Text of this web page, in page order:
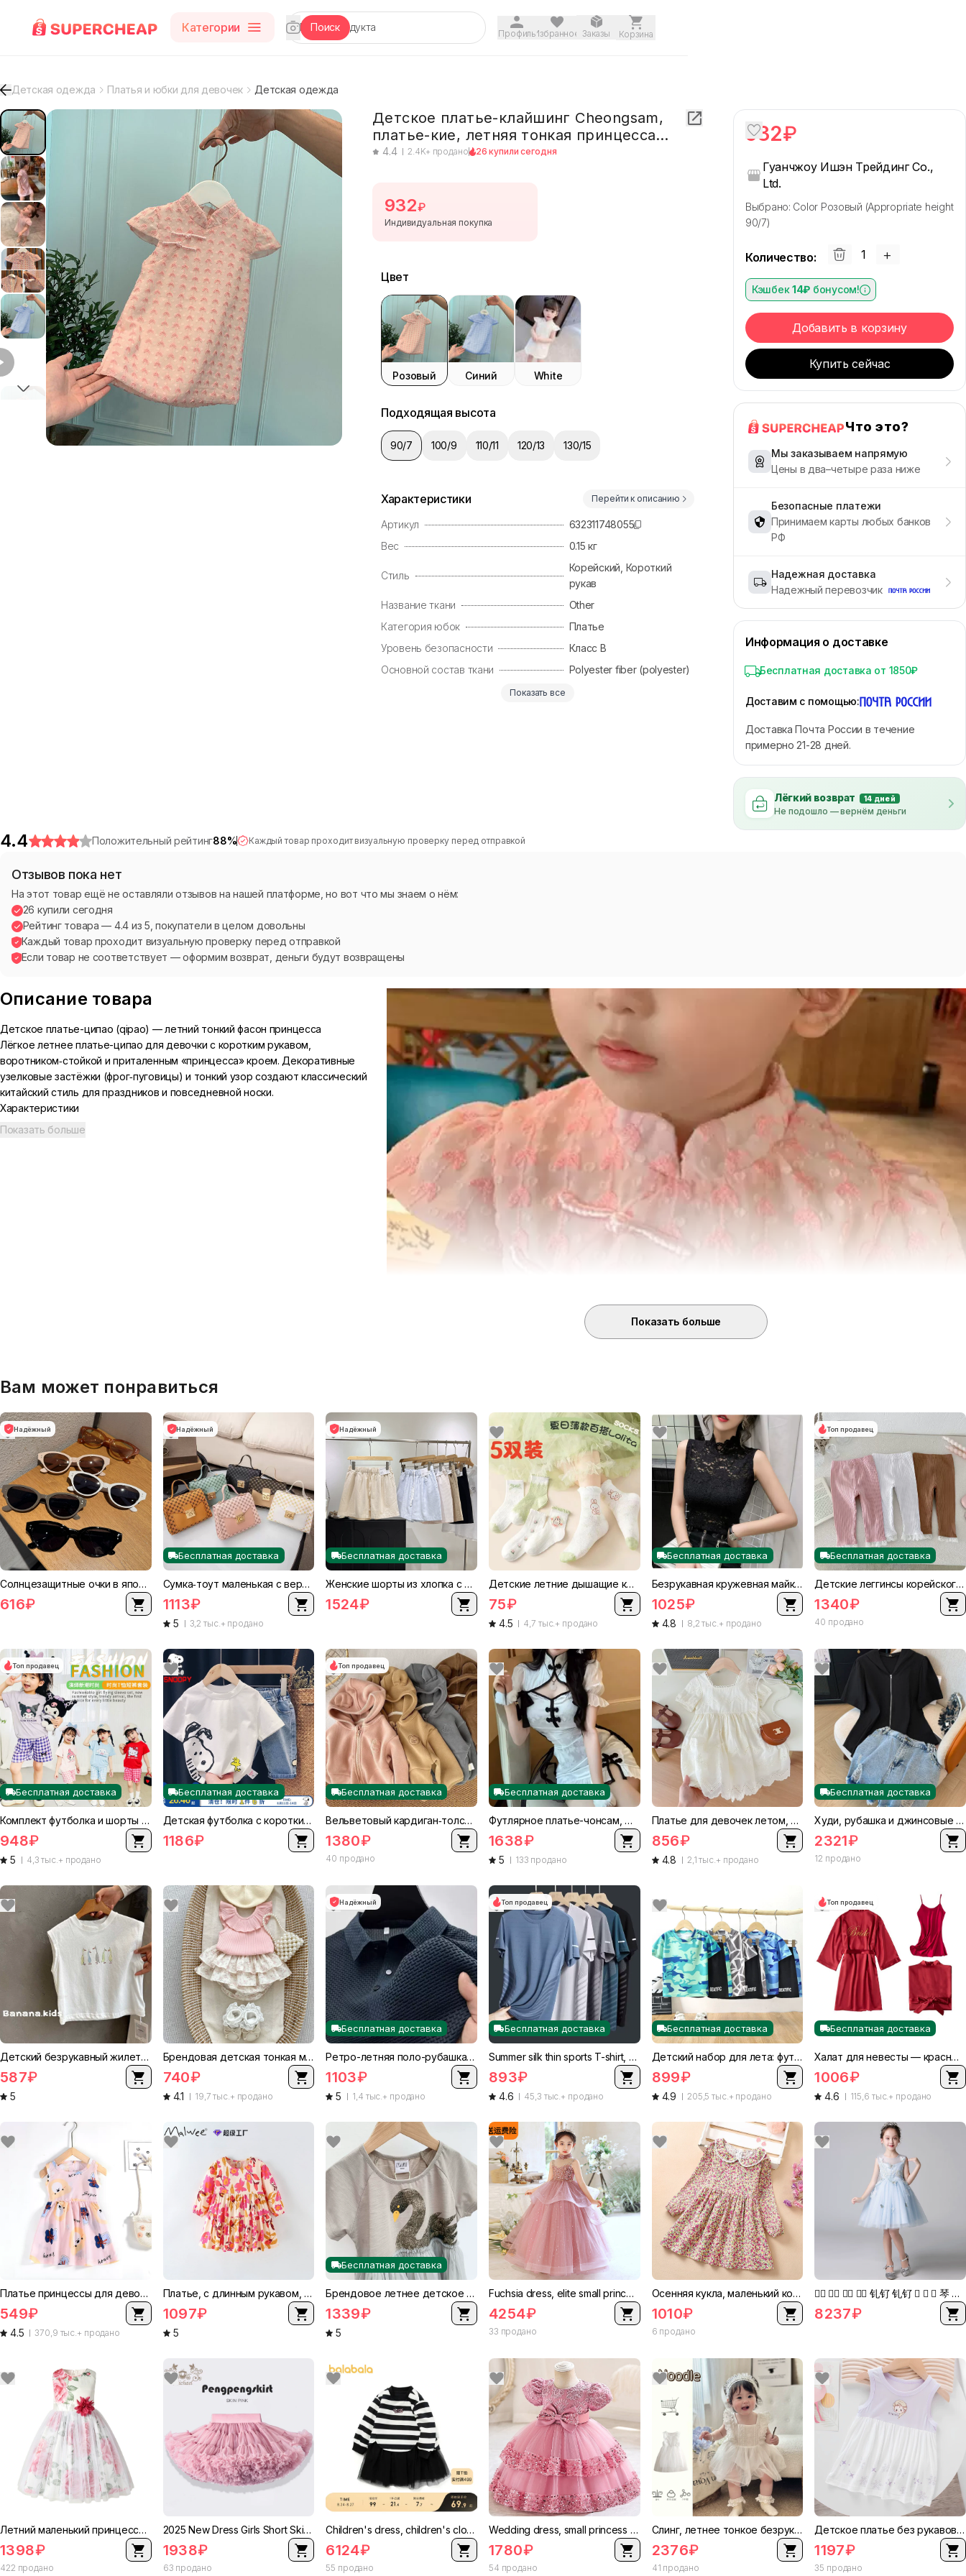
Категории Поиск ПрофильИзбранное Заказы Корзина
Детская одежда Платья и юбки для девочек Детская одежда
Детское платье-клайшинг Cheongsam,
платье-кие, летняя тонкая принцесса
юбка, размеры 90–130 см
4.4 2.4K+ продано 26 купили сегодня
932₽
Индивидуальная покупка
Цвет
Розовый Синий White
Подходящая высота
90/7 100/9 110/11 120/13 130/15
Характеристики Перейти к описанию
Артикул
632311748055
Вес
0.15 кг
Стиль
Корейский, Короткий
рукав
Название ткани
Other
Категория юбок
Платье
Уровень безопасности
Класс B
Основной состав ткани
Polyester fiber (polyester)
Показать все
932₽
Гуанчжоу Ишэн Трейдинг Co.,
Ltd.
Выбрано: Color Розовый (Appropriate height
90/7)
Количество: +
Кэшбек14₽ бонусом!
Добавить в корзину
Купить сейчас
Что это?
Мы заказываем напрямую
Цены в два–четыре раза ниже
Безопасные платежи
Принимаем карты любых банков
РФ
Надежная доставка
Надежный перевозчик
Информация о доставке
Бесплатная доставка от 1850₽
Доставим с помощью:
Доставка Почта России в течение
примерно 21-28 дней.
Лёгкий возврат 14 дней
Не подошло — вернём деньги
4.4 Положительный рейтинг88% Каждый товар проходит визуальную проверку перед отправкой
Отзывов пока нет
На этот товар ещё не оставляли отзывов на нашей платформе, но вот что мы знаем о нём:
26 купили сегодня
Рейтинг товара — 4.4 из 5, покупатели в целом довольны
Каждый товар проходит визуальную проверку перед отправкой
Если товар не соответствует — оформим возврат, деньги будут возвращены
Описание товара
Детское платье-ципао (qipao) — летний тонкий фасон принцесса
Лёгкое летнее платье-ципао для девочки с коротким рукавом,
воротником‑стойкой и приталенным «принцесса» кроем. Декоративные
узелковые застёжки (фрог‑пуговицы) и тонкий узор создают классический
китайский стиль для праздников и повседневной носки.
Характеристики
Цвета: фуксия, голубой
Показать больше
Показать больше
Вам может понравиться
Надёжный
Солнцезащитные очки в японском ретро стиле «кошачий глаз», защита от UV, one size
616₽
Надёжный
Бесплатная доставка
Сумка‑тоут маленькая с верхней ручкой, модная 2023, компактная из экокожи
5 3,2 тыс.+ продано
1113₽
Надёжный
Бесплатная доставка
Женские шорты из хлопка с эластичным поясом, дышащие, повседневный летний стиль
1524₽
Детские летние дышащие кружевные носки, детские сетчатые тонкие носки на щиколотке, размеры 1–12 лет
4.5 4,7 тыс.+ продано
75₽
Бесплатная доставка
Безрукавная кружевная майка для женщин, облегающий крой с фальшивым воротником, нестандартные размеры
4.8 8,2 тыс.+ продано
1025₽
Топ продавец
Бесплатная доставка
Детские леггинсы корейского стиля, приталенные (1–8 лет), эластичный пояс с кружевом
40 продано
1340₽
Топ продавец
Бесплатная доставка
Комплект футболка и шорты для детей, мультяшный разноцветный, короткий рукав, 90–140 см
5 4,3 тыс.+ продано
948₽
Бесплатная доставка
Детская футболка с коротким рукавом Nuby Snoopy, унисекс, хлопок, летняя, размеры 80–130 см
1186₽
Топ продавец
Бесплатная доставка
Вельветовый кардиган‑толстовка с капюшоном и молнией, ушки на капюшоне, демисезонный — дети 73–120 см
40 продано
1380₽
Бесплатная доставка
Футлярное платье-чонсам, женское летнее мини-пивао чипао, китайский стиль, короткие puff рукава
5 133 продано
1638₽
Платье для девочек летом, корейский стиль кружевное принцессы платье с короткими рукавами, размеры 90–140 см
4.8 2,1 тыс.+ продано
856₽
Бесплатная доставка
Худи, рубашка и джинсовые шорты комплект, большой размер, короткий рукав, хлопковая смесь из Синьцзяна
12 продано
2321₽
Детский безрукавный жилет-майка, оверсайз корейский стиль, круглый воротник, тонкая летняя футболка для мальчиков
5
587₽
Брендовая детская тонкая майка без рукавов, юбка, брюки, флоральный принт
4.1 19,7 тыс.+ продано
740₽
Надёжный
Бесплатная доставка
Ретро-летняя поло-рубашка с высоким воротником и коротким рукавом - стильный повседневный топ
5 1,4 тыс.+ продано
1103₽
Топ продавец
Бесплатная доставка
Summer silk thin sports T-shirt, quick-dry, oversized, round collar
4.6 45,3 тыс.+ продано
893₽
Бесплатная доставка
Детский набор для лета: футболка и шорты для мальчиков, быстрая сушка, короткий рукав, размеры 80–160 см
4.9 205,5 тыс.+ продано
899₽
Топ продавец
Бесплатная доставка
Халат для невесты — красный шелковистый халат для лета с встроенными чашками, женский комплект пижамы
4.6 115,6 тыс.+ продано
1006₽
Платье принцессы для девочек на лето без рукавов, шёлк и хлопок, высота 80–140 см
4.5 370,9 тыс.+ продано
549₽
Платье, с длинным рукавом, детская юбка, осеннее, круглый воротник, европейский стиль, стиль вестерн
5
1097₽
Бесплатная доставка
Брендовое летнее детское платье, лебедь, футболка, маленький принцесса костюм
5
1339₽
Fuchsia dress, elite small princess costume, children's piano performance costume, suit, Birthday gift, western style
33 продано
4254₽
Осенняя кукла, маленький костюм принцессы, длинный рукав, платье, детская одежда, новая коллекция, западный стиль, цветочный принт, воротник кукла
6 продано
1010₽
    钆钌 钆钌    琴 琴 琴 琴 琴 琴 琴 琴 琴 琴 琴 琴 琴 琴 琴 琴 琴 琴 琴 琴 琴 琴 琴 琴 琴 琴 琴 琴 琴 琴 琴 琴 琴 琴 琴 琴 琴 琴 琴 琴 琴 琴 琴 琴 琴 琴 琴 琴 琴 琴 琴 琴 琴 琴 琴 琴 琴 琴 琴 琴 琴 琴 琴 琴 琴 琴 琴 琴 琴 琴 琴 琴 琴 琴 琴 琴 琴 琴 琴 琴 琴 琴 琴 琴 琴 琴 琴 琴 琴 琴 琴 琴 琴 琴 琴 琴 琴 琴 琴 琴 琴 琴 琴 琴 琴 琴 琴 琴 琴 琴 琴 琴 琴 琴 琴 琴 琴 琴 琴 琴 琴 琴 琴 琴 琴 琴 琴 琴 琴 琴 琴 琴 琴 琴 琴 琴 ”
8237₽
Летний маленький принцесса костюм, платье без рукавов, вечернее платье, европейский стиль
422 продано
1398₽
2025 New Dress Girls Short Skirt Mesh Skirt Children Princess First Birthday Show Dance Cake Skirt
63 продано
1938₽
Children's dress, children's clothing
55 продано
6124₽
Wedding dress, small princess costume, children's clothing
54 продано
1780₽
Слинг, летнее тонкое безрукавное платье без рукавов, осенняя юбка для девочки, длинный рукав, костюм принцессы, бодик
41 продано
2376₽
Детское платье без рукавов, дышащий пижама, наряд принцессы, летняя slip dress, юбка
35 продано
1197₽